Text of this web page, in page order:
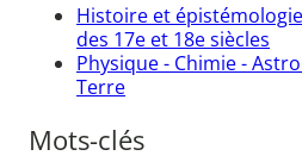
Histoire et
des 17e et 18e siècles
Physique - Chimie -
Terre
Mots-clés